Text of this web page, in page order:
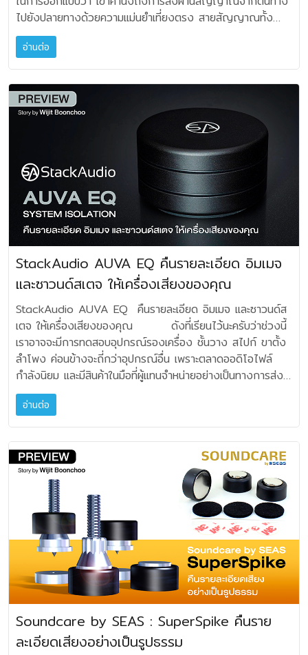
เปลี่ยนแปลงเกิดขึ้น จากเสียงเดิมที่เราเคยฟังทุกวัน แต่ถ้ายังไม่
มั่นใจ ให้ใช้วิธีฟังไปให้ครบทั้งอัลบั้มเพลง หรือประมาณสัก 30
นาที อย่างผ่อนคลาย ไม่ต้องเคร่งเครียดหรือคอยจับผิดอะไร ไม่
ว่าจะทั้งจากแผ่นหรือสตรีมมิ่งก็ตาม จากนั้นให้ทดลองถอด Clef
ต่อกลับเข้าไปใหม่ ฟังอีกครั้ง ผมเชื่อว่าคุณจะสัมผัสความแตก
ต่างอย่างน่าประหลาดใจเลยทีเดียว โดยเฉพาะท่านที่ใช้ระบบเพลง
สตรีมมิ่ง หรือมี DAC ในระบบ ผลการทดสอบ สามารถสรุป
ได้เลยว่า ระบบกราวนด์บล็อก Clef Audio GroundZERO
MK II มีประโยชน์มากครับ ในแง่การได้มาซึ่งความคลีน ความ
สะอาดเอี่ยมของเสียง และมันจะไม่ได้เข้ามาสร้างปรากฏการณ์
วุ่นวายกับความถี่เสียง เช่นเพิ่มแหลมสดใสให้รู้สึก ว้าว!!! อะไร
ทำนองนั้น ทว่าอารมณ์ที่เราฟังจะเริ่มเปลี่ยนไป สามารถสัมผัสได้
ถึงพื้นเสียงที่แตกต่าง เข้าถึงความสงัดช่วงเสียงดนตรี และ
จังหวะที่กระชับจะสมจริง หรือในดนตรีบางช่วงก็จะดูผ่อนคลาย
ขึ้นมาก เปรียบได้กับการชะล้างความสกปรก หรือฝุ่นที่เคยเกาะอยู่
กับเส้นเสียงและความถี่ให้สลายไป ดังนั้นผู้ใช้งาน GroundZERO
MK II สามารถรู้สึกได้ถึงฮาร์โมนิคสวยๆ ที่แตกต่างออกไปจาก
การฟังตามปกติก่อนหน้านั้น รายละเอียดที่โอบล้อมความรู้สึก
อารมณ์ที่ฉ่ำขึ้น สัมผัสได้ง่ายขึ้น โดยเฉพาะความสะอาดของเสียง
น่าทึ่งมากทีเดียวครับ ถ้าเปรียบเทียบกับเวอร์ชั่นแรก เสียงจาก
GroundZERO MK II ดูสะอาดสะอ้าน หวานละเมียดกว่าแน่นอน
ครับ โดยเฉพาะย่านความถี่ปลายเสียงแหลมที่สะอาดเป็นรูปธรรม
ยิ่งกว่า หัวใจหลักของการใช้งาน GroundZERO MK II ก็คือ
การเข้าถึงเสียงดนตรีที่สะอาดกระจ่าง ละเมียดละไม ทำให้ทุกช่วง
เวลาของการฟังของคุณมีความอิ่มเอมทางด้านอารมณ์เพิ่มขึ้น
จังหวะที่ดูแม่นยำสมจริง รวมทั้งความถี่ที่แผ่วเบาก็จะได้ยินชัดยิ่ง
ขึ้น เฉพาะแค่เพียงความเปลี่ยนแปลงของเสียงร้องที่ดูมีเสน่ห์มาก
ขึ้น ผมว่าความคุ้มค่านั้นย่อมเกินพอสำหรับการเพิ่ม Clef Audio
Ground ZERO II เข้าไปในระบบเครื่องเสียงของคุณแล้วละครับ
นี่คือความสะอาดบริสุทธิ์ที่คุณสามารถเพิ่มความเอาใจใส่ และ
รังสรรค์ด้วยตัวเองอย่างง่ายๆ จากอุปกรณ์ที่ลงทุนด้วยงบ
ประมาณที่คุ้มค่ายิ่ง Clef Audio Ground ZERO II พร้อมสาย
RCA ครบเซ็ต ราคา 12,900.- บาท สนใจสอบถามรายละเอียด
เพิ่มเติมได้ที่ Clef Audio Co., Ltd. Tel: 0-2932-5981
โดยผ่านกระบวนการกลั่นด้วยไฟฟ้า (ตกผลึกด้วยการไล่
ในเรื่องของสายลำโพงพื้นฐาน เส้นที่ไม่ใหญ่โต นอกจากจะมีข้อ
สงสัยในเรื่องเกี่ยวกับความบริสุทธิ์ของตัวนำและความสมดุลของ
ชนวนแล้ว ก็ยังมีอีกเรื่องหนึ่งคือ คนมักจะพูดถึงสายประเภทที่
เป็นตัวนำแกนเดี่ยวขนาดใหญ่เส้นเดียว กับสายฝอยหลายเส้น ว่า
แบบใดจะดีกว่ากัน สายลำโพงแบบสายแข็งเดี่ยว (Solid Core)
และสายฝอย (Stranded) จะแตกต่างกันหลักๆ ที่โครงสร้าง
ตัวนำและลักษณะเสียง สายแข็งใช้ทองแดงเส้นเดียวหลักๆ จะให้
เสียงที่สะอาด โฟกัสแม่นยำ เบสอิ่มดี แต่เดินสายยาก เพราะตัว
สายจะแข็ง แต่สายฝอยใช้เส้นทองแดงเล็กๆ บิดเกลียวรวมกัน จะ
มีความยืดหยุ่นสูงกว่า และมักจะให้เสียงโดยรวมสมดุลและปลาย
เสียงแหลมจะละเอียดได้มากกว่า ดังนั้นสายลำโพงของ WEAVA
แม้จะมีขนาดพื้นฐาน แต่ก็เลือกใช้สายที่เป็นเส้นทองแดงฝอย
บริสุทธิ์มารวมตัวกัน นอกจากความพยายามในเรื่องของ
ตัวนำบริสุทธิ์ สายลำโพง WEAVA ก็ยังต้องคำนึงถึง
ปรากฏการณ์ ที่เรียกว่า Skin Effect คือปรากฏการณ์ที่ความถี่
เสียงแหลมมักจะวิ่งบนผิวของวัสดุได้ดี และจะลดลงเมื่อลึกเข้าไป
ในแกนกลางของเส้นวัสดุ แม้ในงานวิจัยระบุว่าความลึกของ
Skin Depth ที่ 0.5 mm ในทองแดงที่ 20kHz ทำให้
ปรากฏการณ์นี้มีผลน้อยมากต่อสายลำโพงขนาดปกติ แทบไม่มีผล
ต่อ Phase Shift หรือการบิดเบือนสัญญาณในย่านความถี่
เสียง แต่ก็ยังมีข้อถกเถียงกันในเรื่องนี้ ผู้ผลิตสายระดับ High-
End เชื่อว่า Skin Effect ส่งผลต่อ Phase Discontinuity
หรือทำให้รายละเอียดเสียงแหลมและมิติเสียงลดลง วิธีหลีกเลี่ยง
Skin Effect หรือความถี่สูงวิ่งลงลึกไปจากผิววัสดุไปสู่ใจกลาง
แทนที่จะใช้สายแกนเดี่ยวเส้นหนาเส้นเดียว ก็คือการใช้ตัวนำแกน
เดี่ยวขนาดเล็กหลายเส้นขนานกัน เพื่อให้รัศมีของตัวนำแต่ละเส้น
น้อยกว่าค่า Skin Depth ประมาณ 0.5 mm ที่ 20kHz ซึ่งจะ
ช่วยให้กระแสไหลได้เต็มพื้นที่หน้าตัดของทุุกเส้น และด้วยจำนวน
เส้นฝอยของสาย WEAVA THREAD BASELINE ได้มีการ
พิจารณาจำนวนเส้นให้เหมาะกับขนาดของโมเดล แต่ละโมเดลเป็น
อย่างดี จึงมั่นใจได้ทั้งทางทฤษฎีและปฏิบัติ ว่าจะได้ผลออกมาได้
BASELINE16 : จำนวนแกนสาย 119 เส้น ขนาดหน้าตัดสาย
1.24 mm² เป็นสายอเนกประสงค์ สามารถใช้ในการอัพเกรดระบบ
พื้นฐานต่างๆ ได้ดี เหมาะกับชุดลำโพงขนาดเล็กถึงปานกลาง
เหมาะกับการใช้เดินสายในระบบเครื่องเสียงรถยนต์ เพราะขนาด
เล็กติดตั้งง่าย และเหมาะสมกับระบบ Home Theatre
แอมป์กำลังขับสูงเข้าทางช่องนี้ได้ตรง สายไฟคุณภาพสูง ที่ให้
มาพร้อมกับตัว PowerBRIDGE-EX 20A นั้น ออกแบบมาให้ใช้
งานร่วมกันโดยเฉพาะนะครับ สังเกตจากหัวสายสำหรับเสียบซ็อก
เก็ต หรือช่องต่อนั้นจะเป็นลักษณะเฉพาะ (ขั้วแบน) เราไม่สามารถ
ใช้สายไฟทั่วไป หรืออัพสายอื่นๆ มาเสียบต่อได้ แต่ก็อยากให้
มั่นใจได้ว่า การออกแบบสายไฟเพื่อใช้กับตัวเครื่องของ
PowerBRIDGE-EX 20A นั้น เขามีการคำนวณถึงความสมดุล
อยู่แล้ว จึงไม่มีความจำเป็นใดๆ ต้องไปขวนขวายหาสายไฟอื่น
เครื่องจะแสดงสถานะ 3 อย่างขึ้นมาเป็นปุ่มไฟ LED คือ Power
(แดง), Ground (เขียว), Filter (เขียว) แสดงถึงความพร้อมที่
จะทำงานแล้ว ช่องต่อที่ผ่านวงจรกรอง (Filtered) ที่มีอยู่ 3
ชุด ชุดละ 2 ช่อง รวมหกช่องปลั๊กอินนั้น ผมขอแนะนำให้ใช้
อุปกรณ์จำพวกแหล่งโปรแกรมเสียบต่อเข้าไปจะได้ผลดีอย่างมาก
อาทิเครื่อง DAC, เครื่องเล่นซีดี, เครื่อง Streamer หรือเครื่อง
เล่นแผ่นเสียงเป็นต้น ส่วนเพาเวอร์แอมป์ อินทิเกรเต็ดแอมป์ ควร
ต่อในช่องปลั๊กไฟตรง Hi Power (Direct) เพื่อให้เครื่องที่กิน
ไฟระดับสูง จะทำงานขยายได้อย่างเต็มที่ ผลจากการ
ทดสอบใช้งาน สิ่งที่พบได้ทันทีก็คือเสียงดนตรีที่จะสะอาดดีมาก
อันนี้ฟังได้ไม่ยากครับ ช่วงที่ดนตรีมีระดับความแผ่วเบามากๆ เรา
จะเข้าถึงรายละเอียดได้มากยิ่งขึ้น มันเหมือนการอิมพรูฟคุณภาพ
เสียงโดยที่ย่านความถี่ต่างๆ ไม่ได้มีการปรับแต่งแต่อย่างใด
Clef PowerBRIDGE-EX 20A ยังรักษาบุคลิกดั้งเดิมของ
งาน Clef PowerBRIDGE-EX 20A ก็คือเราได้ความโปร่งใส
และรายละเอียดที่ปลายสุดของความถี่เสียงแหลมมากยิ่งขึ้น รวม
ถึงความลึกของเบสดูเป็นตัวตนมากกว่าที่เคยฟัง ผมชอบความ
“บริสุทธิ์ของเสียง” ที่ให้ความปลอดโปร่งโล่งใจ ฮาร์โมนิคสวยๆ
อิ่มเอมในดนตรีมาเต็ม และเวทีเสียงนั้นเปิดกว้างดีจริงๆ จุดที่ส่ง
ผลต่อคุณภาพเสียงอย่างมากที่สุดเท่าที่ผมใช้ PowerBRIDGE-
EX 20A ก็คือความ Clean ความสะอาด รวมถึงการแสดง
ไมโครดีเทลด้านรายละเอียดเสียงที่หยุมหยิมระยิบระยับทั้งหลายจะ
เพิ่มขึ้นมาอย่างเห็นได้ชัด นั่นแสดงให้เห็นว่าระบบไฟที่เราใช้ตาม
ปกติ (ผ่านปลั๊กรางไฟทั่วไป) ซึ่งมีการรบกวนอยู่เป็นทุนเดิม เสียง
ที่ดีๆ ที่ช่วงปลายสุดเหล่านี้ก็มักจะถูกกลืนหายไปกับ EMI/RFI ที่
ท่วมทับอยู่ไม่น้อยเลยทีเดียว แต่เมื่อเราใช้งานเครื่องเสียงผ่าน
ระบบกรองของ PowerBRIDGE-EX 20A สามารถดึงเอาราย
ละเอียดขึ้นมาได้แบบคิดไม่ถึง นี่อาจจะเป็นเหตุผลที่นักเล่นระดับ
ออดิโอไฟล์ที่ให้ความสำคัญระบบไฟกันอย่างถึงที่สุด
ไปยังปลายทางด้วยความแม่นยำเที่ยงตรง สายสัญญาณทั้ง
หลายของเขาจะต้องไม่ทำตัวเป็นฟิลเตอร์ หรือเป็นตัวหักล้าง
สัญญาณใดๆ ในเส้นทาง ดังนั้นการบาลานซ์ระหว่างตัวนำฉนวน
และกรรมวิธีทางเคมีคัลในการชุบตัวนำ ขั้วต่อ ก็จะต้องมีโทนัลบา
ลานซ์ที่ลงตัวเป็นสำคัญ หลักการออกแบบของ Tellurium Q
แตกต่างจากผู้ผลิตสายสัญญาณทั่วไป TQ ไม่มีการเน้นเรื่อง
ของการตลาดเกี่ยวกับวัสดุตัวนำ แต่เน้นไปที่พฤติกรรมของ
สัญญาณ และความถูกต้องของเฟสเป็นสำคัญ (Time Domain
ผ่านสาย อาจจะเกิดการเลื่อนของเฟส อาการหน่วงหรือดีเลย์ และ
การบิดเบือนของรูปคลื่นได้ ดังนั้นผลที่ได้จากสายนำสัญญาณที่
แม้มีตัวนำชั้นดีมาก แต่อาจจะเบี่ยงเบนตำแหน่งดนตรี ทำให้ขาด
ความคมชัด และรายละเอียดทางด้านแอมเบี้ยนหายไป ดนตรีจริง
นั้นไม่ใช่เพียงแค่ “ความถี่” แต่จะหมายถึงการสนองตอบของ
สัญญาณความถี่ด้วย เหตุการณ์นี้เราเรียกว่า “เสียงเกิดขึ้นตาม
ช่วงเวลา” เมื่อดนตรีบรรเลงขึ้นมาไม่ว่าจะเป็นชิ้นใดก็ตาม เช่น
การดีดกีตาร์ การกดคีย์เปียโน การสีไวโอลิน การตีกลอง สิ่ง
แรกที่เราควรได้ก็คือการตอบสนองฉับไวของสัมผัสแรกสุด ที่
เรียกว่าทรานเชี้ยนท์ และตามมาด้วยฮาร์โมนิกครบถ้วน การจะ
ทำให้เสียงดนตรีคงอยู่เสมือนจริง ในหลักการก็ต้องมีความ
แม่นยำ และการเดินทางของเสียงที่เฟสถูกต้องเสมอ สายนำ
สัญญาณของ Tellurium Q นั้น ถูกออกแบบให้เกิดความสมดุล
โดยสัญญาณทุกย่านความถี่จะต้องมาถึงปลายทางพร้อมกัน
หรือในทางอุดมคติคือ Absolute phase นั่นเอง วิศวกรผู้
ออกแบบ Tellurium Q ไม่ได้พยายามอธิบายถึงเรื่องของวัสดุ
ตัวนำและฉนวนพิเศษที่เขาเลือกใช้ โดยจะเน้นในเรื่องของการจัด
โครงสร้างของสาย ในลักษณะ Geometry ที่มีมีผลต่อ
พฤติกรรมของสัญญาณ ไม่พยายามเปิดเผยความลับเรื่องวัสดุ
และวิธีการ วัสดุมีความสำคัญ แต่เป็นเพียงองค์ประกอบหนึ่ง
เท่านั้น แต่พฤติกรรมของสัญญาณที่ถูกส่งผ่านในสายของ TQ
ถือว่าสำคัญมาก มีการคำนวณเรื่องตัวนำฉนวนและรูปแบบของ
การเคลือบภายใน ที่มีผลต่อการส่งสัญญาณอันเที่ยงตรงแม่นยำ
เป็นสำคัญ การจัดระยะห่างของตัวนำ ลักษณะการจัดวางตำนำ
ต้องมีผลดีต่อ Capacitance Inductance และ
Propagation Speed นี่คือหัวใจของ Tellurium Q อธิบาย
เล็กน้อยนะครับว่า Capacitance คือความสามารถในการกักเก็บ
ประจุไฟฟ้าในรูปที่เสมือนถังพัก ช่วยสำรองพลังงานหรือกรอง
สัญญาณ ดังนั้นสายของ TQ จะลดความเป็นตัวกรองหรือการ
ทำตัวเป็นประจุของสายออกไป ส่วน Inductance หรือความ
อ่านต่อ
StackAudio AUVA EQ คืนรายละเอียด อิมเมจ
และซาวนด์สเตจ ให้เครื่องเสียงของคุณ
StackAudio AUVA EQ คืนรายละเอียด อิมเมจ และซาวนด์ส
เตจ ให้เครื่องเสียงของคุณ ดังที่เรียนไว้นะครับว่าช่วงนี้
เราอาจจะมีการทดสอบอุปกรณ์รองเครื่อง ชั้นวาง สไปก์ ขาตั้ง
ลำโพง ค่อนข้างจะถี่กว่าอุปกรณ์อื่น เพราะตลาดออดิโอไฟล์
กำลังนิยม และมีสินค้าในมือที่ผู้แทนจำหน่ายอย่างเป็นทางการส่ง
มาให้ทดลองใช้งานมากเป็นพิเศษ แสดงถึงการเติบโตของแอคเซ
สเซอรี่ในตลาดบ้านเรา StackAudio เป็นผู้ผลิตอุปกรณ์
เครื่องเสียงไฮไฟ (Hi-Fi) แบรนด์สัญชาติอังกฤษ ผลิตภัณฑ์มี
สองกลุ่มหลักๆ คือ ผลิตภัณฑ์ควบคุมการสั่นสะเทือน
(Vibration Control) และกลุ่มผลิตภัณฑ์ปรับปรุงสัญญาณ
ดิจิทัล (Digital/Network Performance) ผมได้รับ
ผลิตภัณฑ์ควบคุมการสั่นสะเทือน ประเภทขาตั้ง (Feet) หรือฐาน
รอง (Isolator) สำหรับวางใต้เครื่องเล่นแผ่นเสียง, เครื่องเล่น
ซีดี, แอมปลิฟายเออร์, ลำโพง หรืออุปกรณ์อื่นๆ รุ่นที่ได้รับมาคือ
StackAudio AUVA EQ ใช้หลักการคอนโทรล “ความสมดุล
ของพลังงานสั่นสะเทือน” เพื่อปรับปรุงคุณภาพเสียงแบบละเอียด
จริงจัง สำหรับ StackAudio AUVA EQ เป็นดีไซน์ตัวรองทรง
กลมที่ประกอบด้วย 2 ส่วนคือ ส่วนรองรับน้ำหนัก (AUVA) และ
ส่วนคลายตัว (CSA) ประกอบกัน องค์ประกอบแบบนี้ทำให้ผม
นึกถึงหลัก หยิน-หยาง ขึ้นมาเลยครับ คือแข็งและอ่อนหยุ่นผสม
ผสานกันในหนึ่งเดียว หลักคิดเรื่องการกำจัดแรงสั่น
อ่านต่อ
Soundcare by SEAS : SuperSpike คืนราย
ละเอียดเสียงอย่างเป็นรูปธรรม